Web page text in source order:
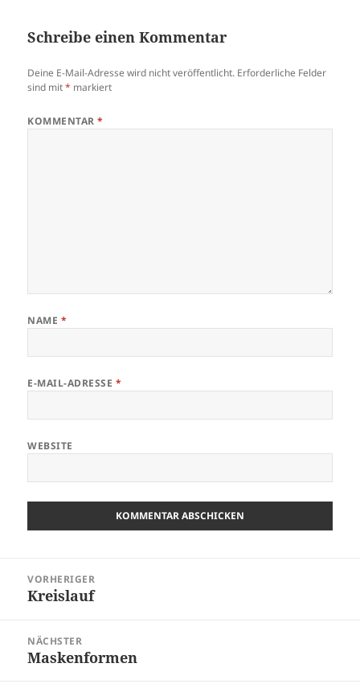
Schreibe einen Kommentar
Deine E-Mail-Adresse wird nicht veröffentlicht. Erforderliche Felder
sind mit* markiert
KOMMENTAR*
NAME *
E-MAIL-ADRESSE *
WEBSITE
VORHERIGER
Vorheriger
Kreislauf
NÄCHSTER
Nächster
Maskenformen